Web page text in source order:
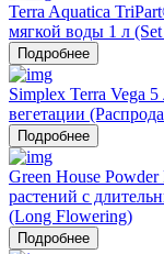
Terra Aquatica
мягкой воды 1 л
Подробнее
Simplex Terra Vega
вегетации
Подробнее
Green House
растений с
(Long Flowering)
Подробнее